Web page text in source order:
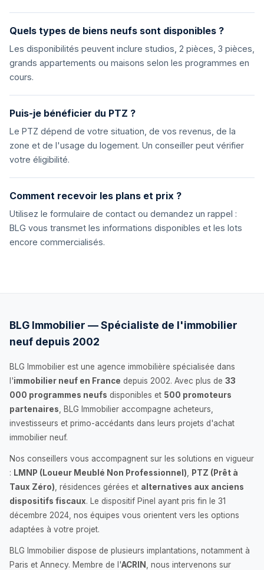
Quels types de biens neufs sont disponibles ?
Les disponibilités peuvent inclure studios, 2 pièces, 3 pièces,
grands appartements ou maisons selon les programmes en
cours.
Puis-je bénéficier du PTZ ?
Le PTZ dépend de votre situation, de vos revenus, de la
zone et de l'usage du logement. Un conseiller peut vérifier
votre éligibilité.
Comment recevoir les plans et prix ?
Utilisez le formulaire de contact ou demandez un rappel :
BLG vous transmet les informations disponibles et les lots
encore commercialisés.
BLG Immobilier — Spécialiste de l'immobilier
neuf depuis 2002
BLG Immobilier est une agence immobilière spécialisée dans
l'immobilier neuf en France depuis 2002. Avec plus de 33
000 programmes neufs disponibles et 500 promoteurs
partenaires , BLG Immobilier accompagne acheteurs,
investisseurs et primo-accédants dans leurs projets d'achat
immobilier neuf.
Nos conseillers vous accompagnent sur les solutions en vigueur
: LMNP (Loueur Meublé Non Professionnel)
PTZ (Prêt à
Taux Zéro) , résidences gérées et alternatives aux anciens
dispositifs fiscaux. Le dispositif Pinel ayant pris fin le 31
décembre 2024, nos équipes vous orientent vers les options
adaptées à votre projet.
BLG Immobilier dispose de plusieurs implantations, notamment à
Paris et Annecy. Membre de l'ACRIN
, nous intervenons sur